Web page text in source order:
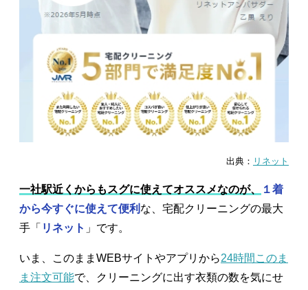
出典： リネット
一社駅近くからもスグに使えてオススメなのが、
１着
から今すぐに使えて便利 な、宅配クリーニングの最大
手「 リネット 」です。
いま、このままWEBサイトやアプリから24時間このま
ま注文可能で、クリーニングに出す衣類の数を気にせ